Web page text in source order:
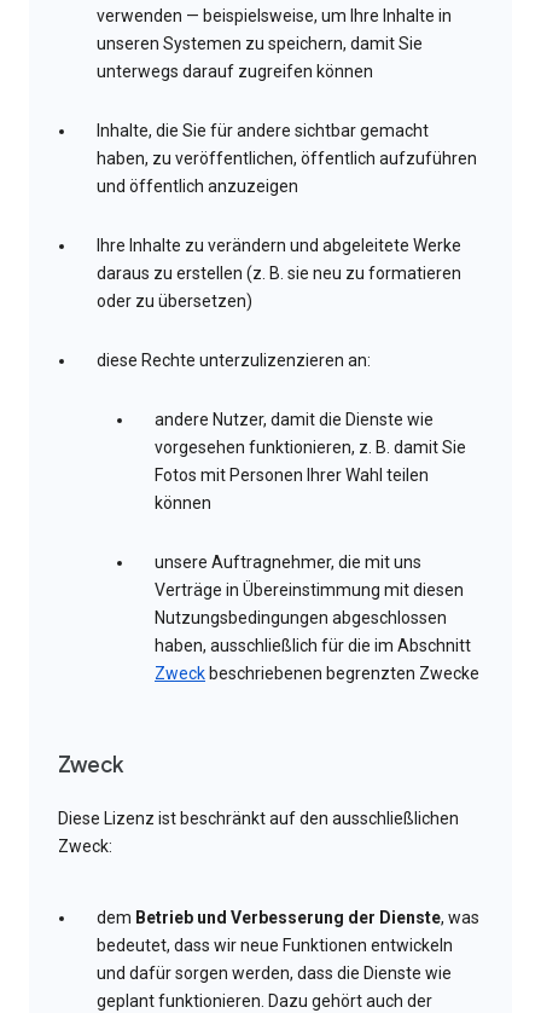
verwenden — beispielsweise, um Ihre Inhalte in
unseren Systemen zu speichern, damit Sie
unterwegs darauf zugreifen können
Inhalte, die Sie für andere sichtbar gemacht
haben, zu veröffentlichen, öffentlich aufzuführen
und öffentlich anzuzeigen
Ihre Inhalte zu verändern und abgeleitete Werke
daraus zu erstellen (z. B. sie neu zu formatieren
oder zu übersetzen)
diese Rechte unterzulizenzieren an:
andere Nutzer, damit die Dienste wie
vorgesehen funktionieren, z. B. damit Sie
Fotos mit Personen Ihrer Wahl teilen
können
unsere Auftragnehmer, die mit uns
Verträge in Übereinstimmung mit diesen
Nutzungsbedingungen abgeschlossen
haben, ausschließlich für die im Abschnitt
Zweck beschriebenen begrenzten Zwecke
Zweck
Diese Lizenz ist beschränkt auf den ausschließlichen
Zweck:
dem Betrieb und Verbesserung der Dienste, was
bedeutet, dass wir neue Funktionen entwickeln
und dafür sorgen werden, dass die Dienste wie
geplant funktionieren. Dazu gehört auch der